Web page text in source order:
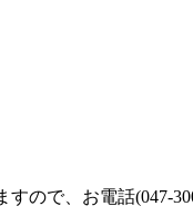
ので、お電話(047-